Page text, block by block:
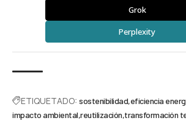
Grok
Perplexity
ETIQUETADO: sostenibilidad eficiencia
impacto ambiental reutilización transformación